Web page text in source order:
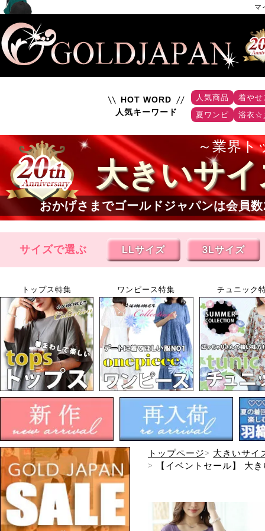
マ
HOT WORD
人気キーワード
人気商品
着やせ
夏ワンピ
浴衣☆
業界ト
大きいサ
おかげさまでゴールドジャパンは会員数
サイズで選ぶ LLサイズ 3Lサイズ
トップス特集 ワンピース特集 チュニック
トップページ
大きいサイ
【イベントセール】 大